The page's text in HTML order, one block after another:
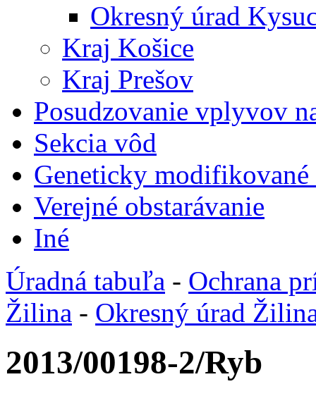
Okresný úrad
Kraj Košice
Kraj Prešov
Posudzovanie vplyvov
Sekcia vôd
Geneticky
Verejné obstarávanie
Iné
Úradná tabuľa - Ochrana
Žilina - Okresný úrad
2013/00198-2/Ryb